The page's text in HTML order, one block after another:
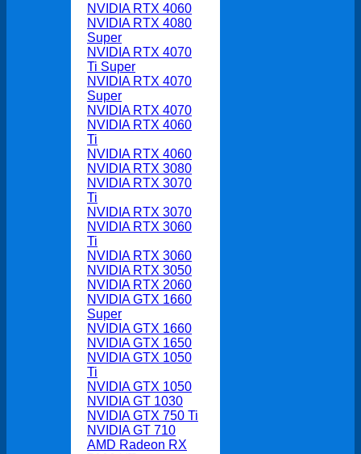
NVIDIA RTX 4060
NVIDIA RTX 4080
Super
NVIDIA RTX 4070
Ti Super
NVIDIA RTX 4070
Super
NVIDIA RTX 4070
NVIDIA RTX 4060
Ti
NVIDIA RTX 4060
NVIDIA RTX 3080
NVIDIA RTX 3070
Ti
NVIDIA RTX 3070
NVIDIA RTX 3060
Ti
NVIDIA RTX 3060
NVIDIA RTX 3050
NVIDIA RTX 2060
NVIDIA GTX 1660
Super
NVIDIA GTX 1660
NVIDIA GTX 1650
NVIDIA GTX 1050
Ti
NVIDIA GTX 1050
NVIDIA GT 1030
NVIDIA GTX 750 Ti
NVIDIA GT 710
AMD Radeon RX